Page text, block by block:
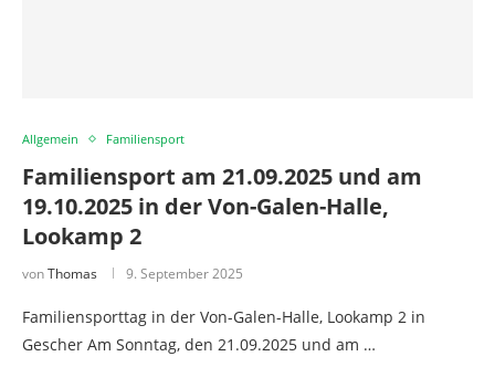
Allgemein Familiensport
Familiensport am 21.09.2025 und am
19.10.2025 in der Von-Galen-Halle,
Lookamp 2
vonThomas 9. September 2025
Familiensporttag in der Von-Galen-Halle, Lookamp 2 in
Gescher Am Sonntag, den 21.09.2025 und am …